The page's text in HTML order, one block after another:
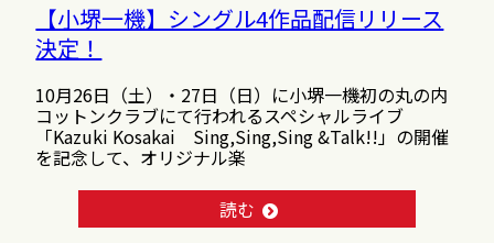
【小堺一機】シングル4作品配信リリース
決定！
10月26日（土）・27日（日）に小堺一機初の丸の内
コットンクラブにて行われるスペシャルライブ
「Kazuki Kosakai Sing,Sing,Sing &Talk!!」の開催
を記念して、オリジナル楽
読む